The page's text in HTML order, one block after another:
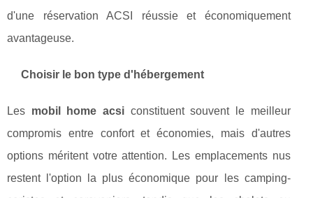
d'une réservation ACSI réussie et économiquement
avantageuse.
Choisir le bon type d'hébergement
Les mobil home acsiconstituent souvent le meilleur
compromis entre confort et économies, mais d'autres
options méritent votre attention. Les emplacements nus
restent l'option la plus économique pour les camping-